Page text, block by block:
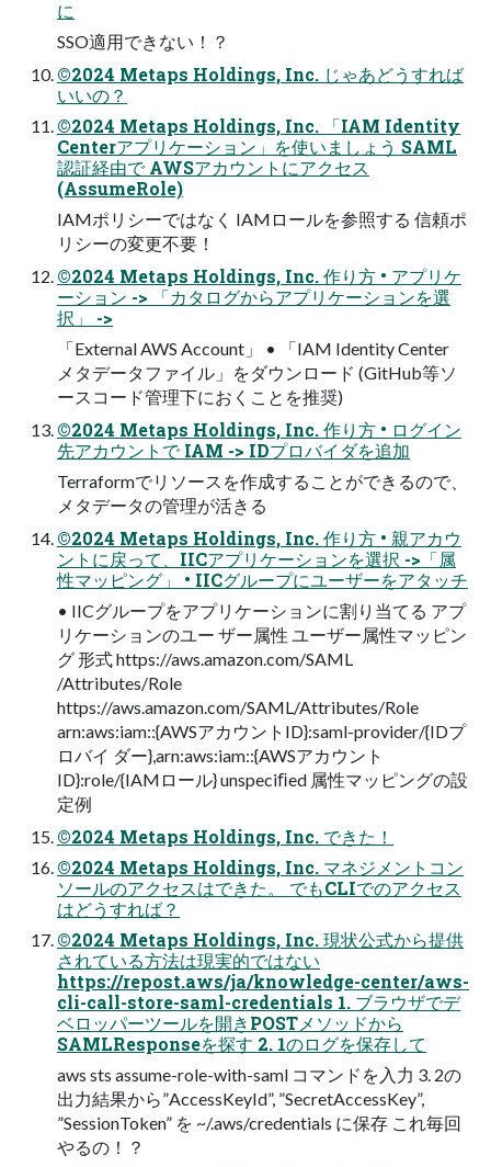
に
SSO適⽤できない！？
©2024 Metaps Holdings, Inc. じゃあどうすれば
いいの？
©2024 Metaps Holdings, Inc. 「IAM Identity
Centerアプリケーション」を使いましょう SAML
認証経由で AWSアカウントにアクセス
(AssumeRole)
IAMポリシーではなく IAMロールを参照する 信頼ポ
リシーの変更不要！
©2024 Metaps Holdings, Inc. 作り⽅ • アプリケ
ーション -> 「カタログからアプリケーションを選
択」 ->
「External AWS Account」 • 「IAM Identity Center
メタデータファイル」をダウンロード (GitHub等ソ
ースコード管理下におくことを推奨)
©2024 Metaps Holdings, Inc. 作り⽅ • ログイン
先アカウントで IAM -> IDプロバイダを追加
Terraformでリソースを作成することができるので、
メタデータの管理が活きる
©2024 Metaps Holdings, Inc. 作り⽅ • 親アカウ
ントに戻って、IICアプリケーションを選択 ->「属
性マッピング」 • IICグループにユーザーをアタッチ
• IICグループをアプリケーションに割り当てる アプ
リケーションのユー ザー属性 ユーザー属性マッピン
グ 形式 https://aws.amazon.com/SAML
/Attributes/Role
https://aws.amazon.com/SAML/Attributes/Role
arn:aws:iam::{AWSアカウントID}:saml-provider/{IDプ
ロバイ ダー},arn:aws:iam::{AWSアカウント
ID}:role/{IAMロール} unspeciﬁed 属性マッピングの設
定例
©2024 Metaps Holdings, Inc. できた！
©2024 Metaps Holdings, Inc. マネジメントコン
ソールのアクセスはできた。 でもCLIでのアクセス
はどうすれば？
©2024 Metaps Holdings, Inc. 現状公式から提供
されている⽅法は現実的ではない
https://repost.aws/ja/knowledge-center/aws-
cli-call-store-saml-credentials 1. ブラウザでデ
ベロッパーツールを開きPOSTメソッドから
SAMLResponseを探す 2. 1のログを保存して
aws sts assume-role-with-saml コマンドを⼊⼒ 3. 2の
出⼒結果から”AccessKeyId”, ”SecretAccessKey”,
”SessionToken” を ~/.aws/credentials に保存 これ毎回
やるの！？